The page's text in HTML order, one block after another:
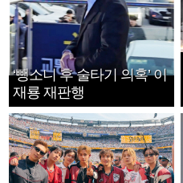
‘뺑소니 후 술타기 의혹’ 이
재룡 재판행